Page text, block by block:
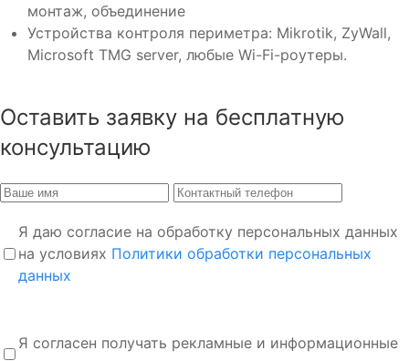
монтаж, объединение
Устройства контроля периметра: Mikrotik, ZyWall,
Microsoft TMG server, любые Wi-Fi-роутеры.
Оставить заявку на бесплатную
консультацию
Я даю согласие на обработку персональных данных
на условиях Политики обработки персональных
данных
Я согласен получать рекламные и информационные